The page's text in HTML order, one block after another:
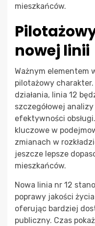
mieszkańców.
nowej linii
Ważnym elementem
pilotażowy
działania, linia 12
szczegółowej
efektywności
kluczowe w
zmianach w
jeszcze lepsze
mieszkańców.
Nowa linia nr 12
poprawy jakości
oferując bardziej
publiczny. Czas